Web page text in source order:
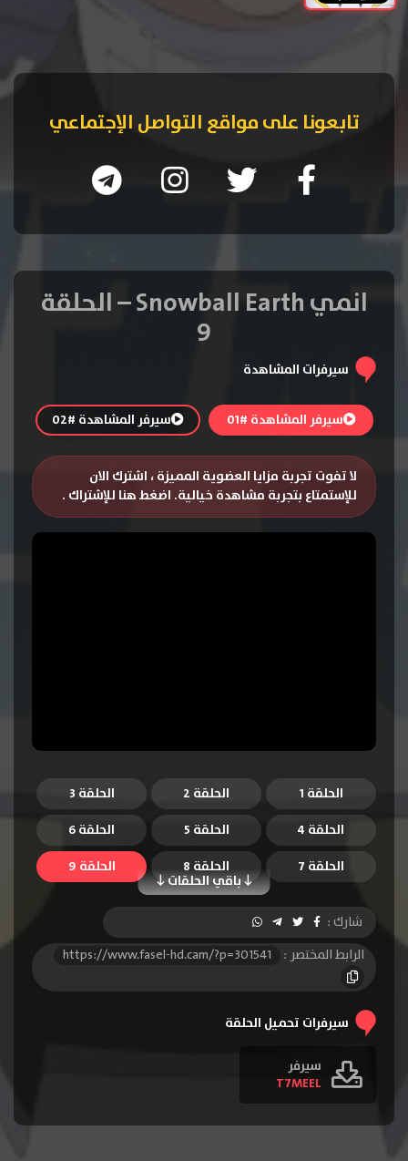
تابعونا على مواقع التواصل الإجتماعي
انمي Snowball Earth – الحلقة
9
سيرفرات المشاهدة
سيرفر المشاهدة #01 سيرفر المشاهدة #02
لا تفوت تجربة مزايا العضوية المميزة ، اشترك الان
للإستمتاع بتجربة مشاهدة خيالية. اضغط هنا للإشتراك .
الحلقة 1 الحلقة 2
الحلقة 3
الحلقة 4
الحلقة 5 الحلقة 6
باقي الحلقات
الحلقة 7 الحلقة 8 الحلقة 9
شارك :
الرابط المختصر :
https://www.fasel-hd.cam/?p=301541
سيرفرات تحميل الحلقة
سيرفر
T7MEEL